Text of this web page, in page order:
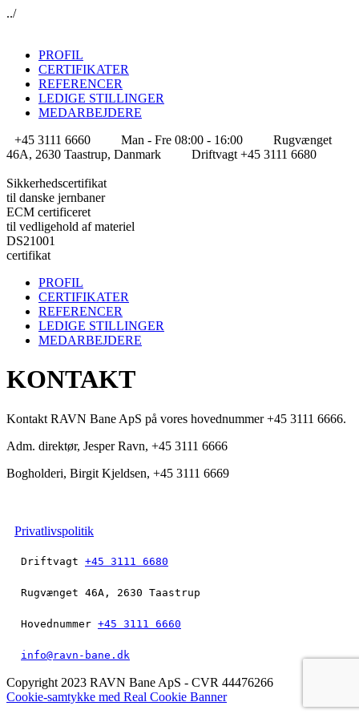
../
PROFIL
CERTIFIKATER
REFERENCER
LEDIGE STILLINGER
MEDARBEJDERE
+45 3111 6660
Man - Fre 08:00 - 16:00
Rugvænget
46A, 2630 Taastrup, Danmark
Driftvagt +45 3111 6680
Sikkerhedscertifikat
til danske jernbaner
ECM certificeret
til vedligehold af materiel
DS21001
certifikat
PROFIL
CERTIFIKATER
REFERENCER
LEDIGE STILLINGER
MEDARBEJDERE
KONTAKT
Kontakt RAVN Bane ApS på vores hovednummer +45 3111 6666.
Adm. direktør, Jesper Ravn, +45 3111 6666
Bogholderi, Birgit Kjeldsen, +45 3111 6669
Privatlivspolitik
Driftvagt +45 3111 6680
Hovednummer +45 3111 6660
info@ravn-bane.dk
Copyright 2023 RAVN Bane ApS - CVR 44476266
Cookie-samtykke med Real Cookie Banner